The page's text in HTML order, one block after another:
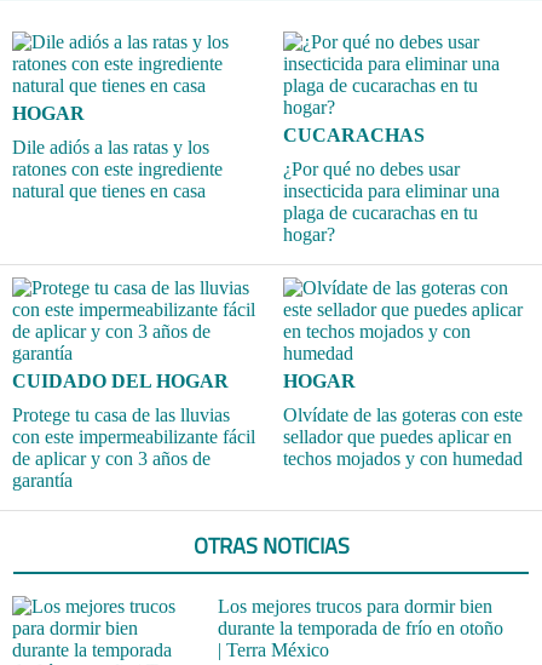
HOGAR
Dile adiós a las ratas y los
ratones con este ingrediente
natural que tienes en casa
CUCARACHAS
¿Por qué no debes usar
insecticida para eliminar una
plaga de cucarachas en tu
hogar?
CUIDADO DEL HOGAR
Protege tu casa de las lluvias
con este impermeabilizante fácil
de aplicar y con 3 años de
garantía
HOGAR
Olvídate de las goteras con este
sellador que puedes aplicar en
techos mojados y con humedad
OTRAS NOTICIAS
Los mejores trucos para dormir bien
durante la temporada de frío en otoño
| Terra México